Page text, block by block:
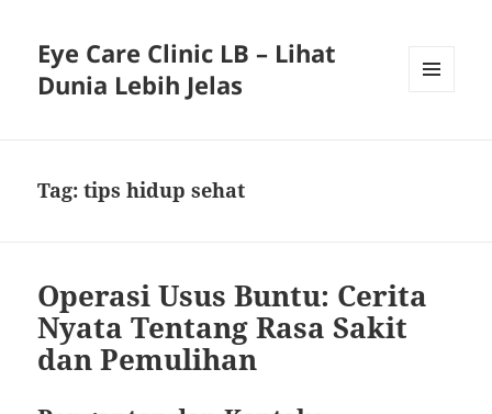
Eye Care Clinic LB – Lihat
Dunia Lebih Jelas
Tag:tips hidup sehat
Operasi Usus Buntu: Cerita
Nyata Tentang Rasa Sakit
dan Pemulihan